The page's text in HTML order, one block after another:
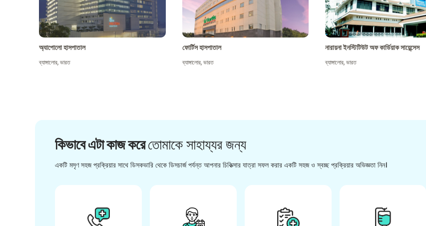
অ্যাপোলো হাসপাতাল
ব্যাঙ্গালোর,ভারত
ফোর্টিস হাসপাতাল
ব্যাঙ্গালোর,ভারত
নারায়না ইনস্টিটিউট অফ কার্ডিয়াক সায়েন্সেস
ব্যাঙ্গালোর,ভারত
কিভাবে এটা কাজ করেতোমাকে সাহায্যর জন্য
একটি মসৃণ সহজ প্রক্রিয়ার সাথে ডিসকভারি থেকে ডিসচার্জ পর্যন্ত আপনার চিকিত্সার যাত্রা সফল করার একটি সহজ ও স্বচ্ছ প্রক্রিয়ার অভিজ্ঞতা নিন।